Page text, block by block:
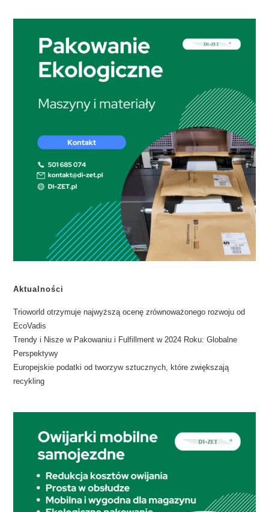
Aktualności
​Trioworld otrzymuje najwyższą ocenę zrównoważonego rozwoju od
EcoVadis
​Trendy i Nisze w Pakowaniu i Fulfillment w 2024 Roku: Globalne
Perspektywy
​Europejskie podatki od tworzyw sztucznych, które zwiększają
recykling